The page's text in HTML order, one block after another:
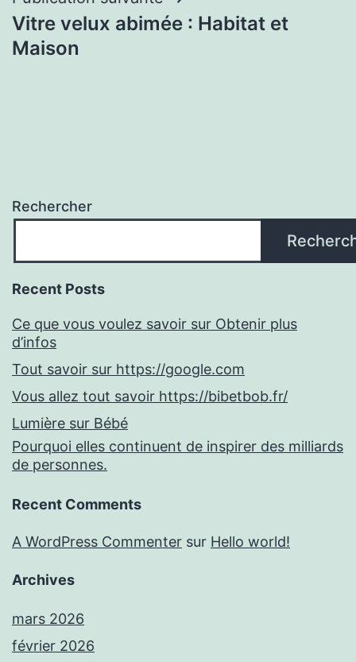
Vitre velux abimée : Habitat et
Maison
Rechercher
Recent Posts
Ce que vous voulez savoir sur Obtenir plus
d’infos
Tout savoir sur https://google.com
Vous allez tout savoir https://bibetbob.fr/
Lumière sur Bébé
Pourquoi elles continuent de inspirer des milliards
de personnes.
Recent Comments
A WordPress Commenter sur Hello world!
Archives
mars 2026
février 2026